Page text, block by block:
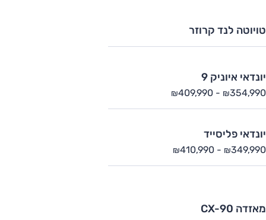
טויוטה לנד קרוזר
יונדאי איוניק 9
₪354,990
-
₪409,990
יונדאי פליסייד
₪349,990
-
₪410,990
מאזדה CX-90